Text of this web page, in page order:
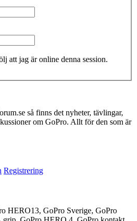
att jag är online denna session.
så finns det nyheter, tävlingar,
om GoPro. Allt för den som är
Registrering
HERO13, GoPro Sverige, GoPro